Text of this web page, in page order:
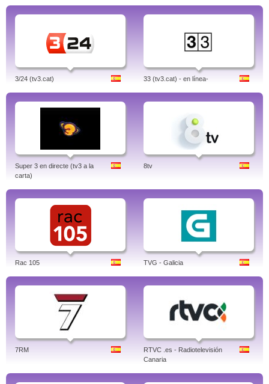
3/24 (tv3.cat) 33 (tv3.cat) - en línea-
Super 3 en directe (tv3 a la
carta)
8tv
Rac 105 TVG - Galicia
7RM
RTVC .es - Radiotelevisión
Canaria